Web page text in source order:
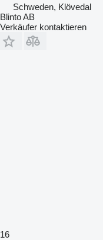
Schweden, Klövedal
Blinto AB
Verkäufer kontaktieren
16